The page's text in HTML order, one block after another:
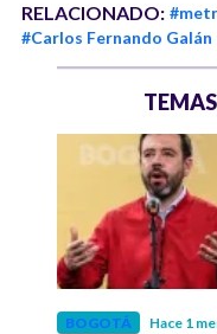
RELACIONADO:
#Carlos Fernando Galán
BOGOTÁ Hace 1